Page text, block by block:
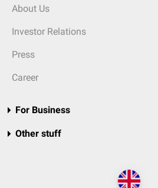
About Us
Investor Relations
Press
Career
For Business
Other stuff